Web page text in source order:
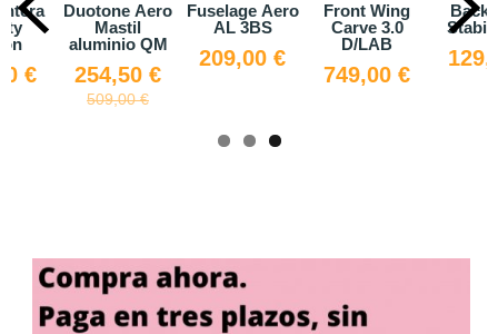
€
Duotone Aero
Mastil
aluminio QM
254,50 €
509,00 €
Fuselage Aero
AL 3BS
209,00 €
Front Wing
Carve 3.0
D/LAB
749,00 €
Back